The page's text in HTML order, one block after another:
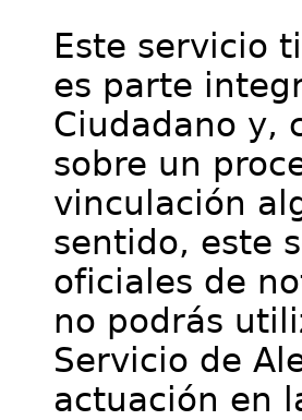
Este servicio
es parte
Ciudadano y,
sobre un
vinculación
sentido, este
oficiales de
no podrás
Servicio de
actuación en